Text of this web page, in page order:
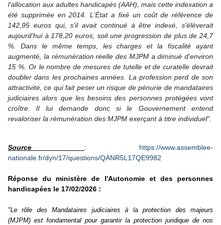
l'allocation aux adultes handicapés (AAH), mais cette indexation a
été supprimée en 2014. L'État a fixé un coût de référence de
142,95 euros qui, s'il avait continué à être indexé, s'élèverait
aujourd'hui à 178,20 euros, soit une progression de plus de 24,7
%. Dans le même temps, les charges et la fiscalité ayant
augmenté, la rémunération réelle des MJPM a diminué d'environ
15 %. Or le nombre de mesures de tutelle et de curatelle devrait
doubler dans les prochaines années. La profession perd de son
attractivité, ce qui fait peser un risque de pénurie de mandataires
judiciaires alors que les besoins des personnes protégées vont
croître. Il lui demande donc si le Gouvernement entend
revaloriser la rémunération des MJPM exerçant à titre individuel".
Source : https://www.assemblee-
nationale.fr/dyn/17/questions/QANR5L17QE9982
Réponse du ministère de l'Autonomie et des personnes
handicapées le 17/02/2026 :
"Le rôle des Mandataires judiciaires à la protection des majeurs
(MJPM) est fondamental pour garantir la protection juridique de nos